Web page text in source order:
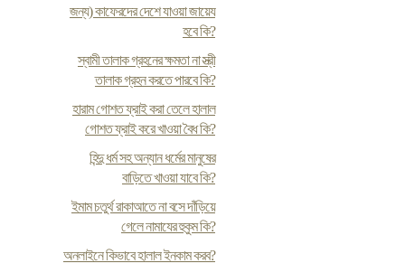
জন্য) কাফেরদের দেশে যাওয়া জায়েয
হবে কি?
স্বামী তালাক গ্রহনের ক্ষমতা না স্ত্রী
তালাক গ্রহন করতে পারবে কি?
হারাম গোশত ফ্রাই করা তেলে হালাল
গোশত ফ্রাই করে খাওয়া বৈধ কি?
হিন্দু ধর্ম সহ অন্যান ধর্মের মানুষের
বাড়িতে খাওয়া যাবে কি?
ইমাম চতুর্থ রাকাআতে না বসে দাঁড়িয়ে
গেলে নামাযের হুকুম কি?
অনলাইনে কিভাবে হালাল ইনকাম করব?